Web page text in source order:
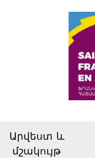
Արվեստ և
մշակույթ